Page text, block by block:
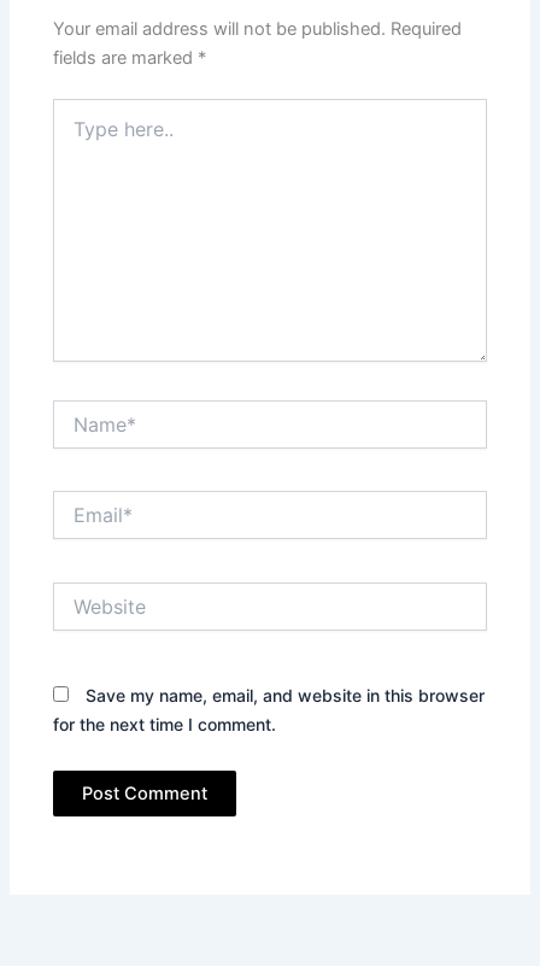
Your email address will not be published. Required
fields are marked *
here..
Save my name, email, and website in this browser
for the next time I comment.